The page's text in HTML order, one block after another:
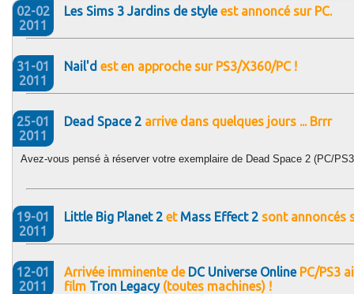
02-02
2011
Les Sims 3 Jardins de styleest annoncé sur PC.
31-01
2011
Nail'd est en approche sur PS3/X360/PC !
25-01
2011
Dead Space 2 arrive dans quelques jours ... Brrr
Avez-vous pensé à réserver votre exemplaire de Dead Space 2 (PC/
19-01
2011
Little Big Planet 2 et Mass Effect 2 sont annoncés
12-01
2011
Arrivée imminente de DC Universe OnlinePC/PS3
film Tron Legacy(toutes machines) !